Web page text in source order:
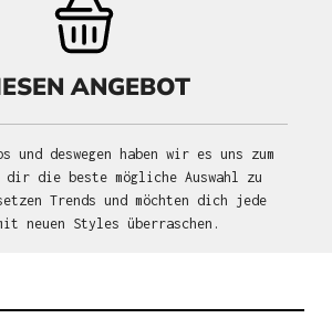
ANGEBOT
und deswegen haben wir es uns zum
die beste mögliche Auswahl zu
Trends und möchten dich jede
neuen Styles überraschen.